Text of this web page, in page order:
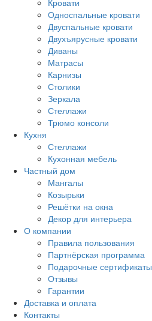
Кровати
Односпальные кровати
Двуспальные кровати
Двухъярусные кровати
Диваны
Матрасы
Карнизы
Столики
Зеркала
Стеллажи
Трюмо консоли
Кухня
Стеллажи
Кухонная мебель
Частный дом
Мангалы
Козырьки
Решётки на окна
Декор для интерьера
О компании
Правила пользования
Партнёрская программа
Подарочные сертификаты
Отзывы
Гарантии
Доставка и оплата
Контакты